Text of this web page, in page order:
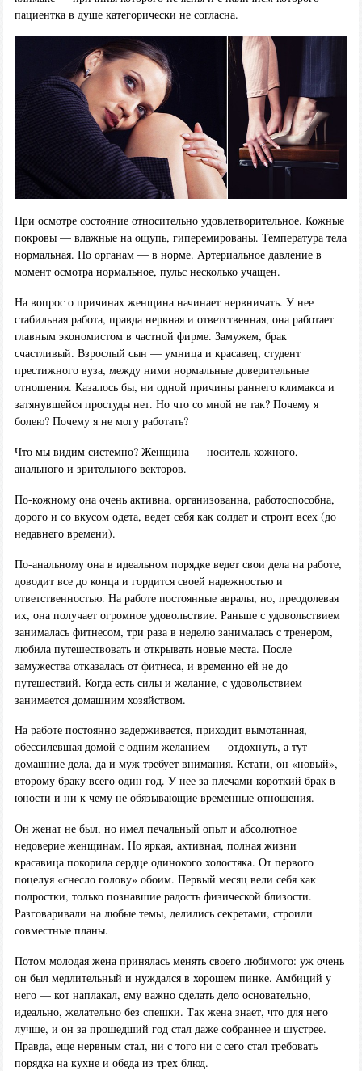
пациентка в душе категорически не согласна.
При осмотре состояние относительно удовлетворительное. Кожные
покровы — влажные на ощупь, гиперемированы. Температура тела
нормальная. По органам — в норме. Артериальное давление в
момент осмотра нормальное, пульс несколько учащен.
На вопрос о причинах женщина начинает нервничать. У нее
стабильная работа, правда нервная и ответственная, она работает
главным экономистом в частной фирме. Замужем, брак
счастливый. Взрослый сын — умница и красавец, студент
престижного вуза, между ними нормальные доверительные
отношения. Казалось бы, ни одной причины раннего климакса и
затянувшейся простуды нет. Но что со мной не так? Почему я
болею? Почему я не могу работать?
Что мы видим системно? Женщина — носитель кожного,
анального и зрительного векторов.
По-кожному она очень активна, организованна, работоспособна,
дорого и со вкусом одета, ведет себя как солдат и строит всех (до
недавнего времени).
По-анальному она в идеальном порядке ведет свои дела на работе,
доводит все до конца и гордится своей надежностью и
ответственностью. На работе постоянные авралы, но, преодолевая
их, она получает огромное удовольствие. Раньше с удовольствием
занималась фитнесом, три раза в неделю занималась с тренером,
любила путешествовать и открывать новые места. После
замужества отказалась от фитнеса, и временно ей не до
путешествий. Когда есть силы и желание, с удовольствием
занимается домашним хозяйством.
На работе постоянно задерживается, приходит вымотанная,
обессилевшая домой с одним желанием — отдохнуть, а тут
домашние дела, да и муж требует внимания. Кстати, он «новый»,
второму браку всего один год. У нее за плечами короткий брак в
юности и ни к чему не обязывающие временные отношения.
Он женат не был, но имел печальный опыт и абсолютное
недоверие женщинам. Но яркая, активная, полная жизни
красавица покорила сердце одинокого холостяка. От первого
поцелуя «снесло голову» обоим. Первый месяц вели себя как
подростки, только познавшие радость физической близости.
Разговаривали на любые темы, делились секретами, строили
совместные планы.
Потом молодая жена принялась менять своего любимого: уж очень
он был медлительный и нуждался в хорошем пинке. Амбиций у
него — кот наплакал, ему важно сделать дело основательно,
идеально, желательно без спешки. Так жена знает, что для него
лучше, и он за прошедший год стал даже собраннее и шустрее.
Правда, еще нервным стал, ни с того ни с сего стал требовать
порядка на кухне и обеда из трех блюд.